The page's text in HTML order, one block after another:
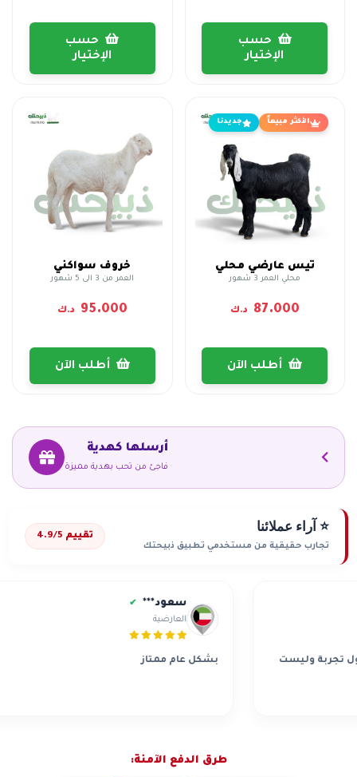
حسب
الإختيار
حسب
الإختيار
الأكثر مبيعاً جديدنا
تيس عارضي محلي
محلي العمر 3 شهور
87.000 د.ك
خروف سواكني
العمر من 3 الى 5 شهور
95.000 د.ك
أرسلها كهدية
فاجئ من تحب بهدية مميزة
⭐ آراء عملائنا
تجارب حقيقية من مستخدمي تطبيق ذبيحتك
تقييم 4.9/5
سعود*** ✔
العارضية
بشكل عام ممتاز وليست
طرق الدفع الآمنة: